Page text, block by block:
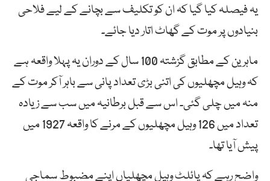
یہ فیصلہ کیا گیا کہ ان کو تکلیف سے بچانے کے لیے فلاحی
بنیادوں پر موت کے گھاٹ اتار دیا جائے۔
ماہرین کے مطابق گزشتہ 100 سال کے دوران یہ پہلا واقعہ ہے
کہ وہیل مچھلیوں کی اتنی بڑی تعداد پانی سے باہر آکر موت کے
منہ میں چلی گئی۔ اس سے قبل برطانیہ میں سب سے زیادہ
تعداد میں 126 وہیل مچھلیوں کے مرنے کا واقعہ 1927 میں
پیش آیا تھا۔
واضح رہے کہ پائلٹ وہیل مچھلیاں اپنے مضبوط سماجی